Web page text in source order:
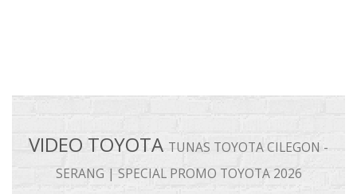
VIDEO TOYOTA TUNAS TOYOTA CILEGON -
SERANG | SPECIAL PROMO TOYOTA 2026